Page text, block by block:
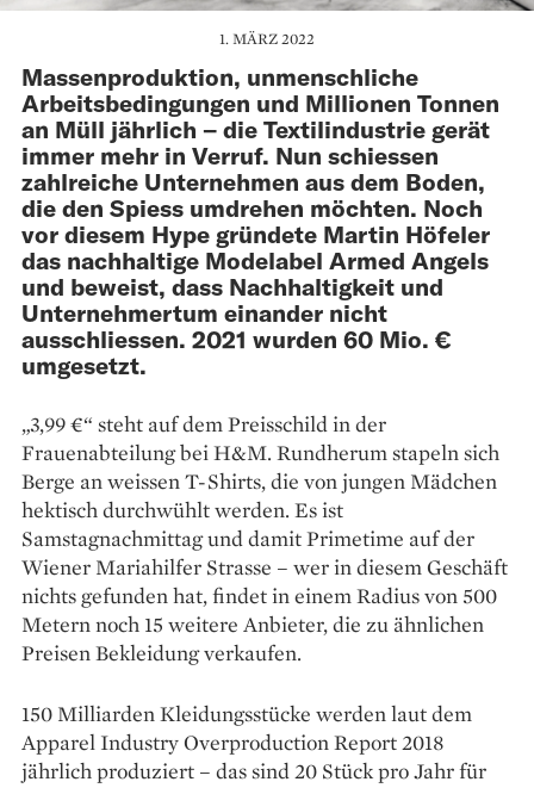
1. MÄRZ 2022
Massenproduktion, unmenschliche
Arbeitsbedingungen und Millionen Tonnen
an Müll jährlich – die Textilindustrie gerät
immer mehr in Verruf. Nun schiessen
zahlreiche Unternehmen aus dem Boden,
die den Spiess umdrehen möchten. Noch
vor diesem Hype gründete Martin Höfeler
das nachhaltige Modelabel Armed Angels
und beweist, dass Nachhaltigkeit und
Unternehmertum einander nicht
ausschliessen. 2021 wurden 60 Mio. €
umgesetzt.
„3,99 €“ steht auf dem Preisschild in der
Frauenabteilung bei H&M. Rundherum stapeln sich
Berge an weissen T-Shirts, die von jungen Mädchen
hektisch durchwühlt werden. Es ist
Samstagnachmittag und damit Primetime auf der
Wiener Mariahilfer Strasse – wer in diesem Geschäft
nichts gefunden hat, findet in einem Radius von 500
Metern noch 15 weitere Anbieter, die zu ähnlichen
Preisen Bekleidung verkaufen.
150 Milliarden Kleidungs­stücke werden laut dem
Apparel ­Industry Overproduction Report 2018
jährlich produziert – das sind 20 Stück pro Jahr für